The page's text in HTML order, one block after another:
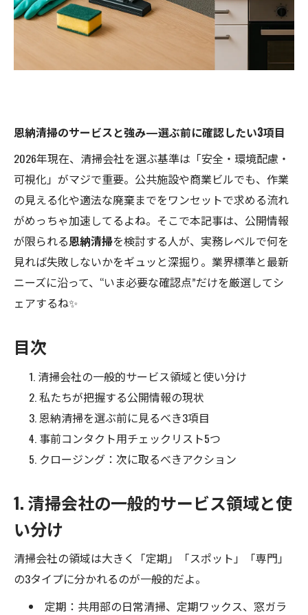
恩納清掃のサービスと強み—選ぶ前に確認したい3項目
2026年現在、清掃会社を選ぶ基準は「安全・環境配慮・
可視化」がマジで重要。公共施設や商業ビルでも、作業
の見える化や適法な廃棄までをワンセットで求める流れ
がめっちゃ加速してるよね。そこで本記事は、公開情報
が限られる恩納清掃を検討する人が、実務レベルで何を
見れば失敗しないかをギュッと深掘り。業界標準と最新
ニーズに沿って、“いま必要な確認点”だけを厳選してシ
ェアするね✨
目次
清掃会社の一般的サービス領域と使い分け
私たちが把握する公開情報の現状
恩納清掃を選ぶ前に見るべき3項目
事前コンタクト用チェックリスト5つ
クロージング：次に取るべきアクション
1. 清掃会社の一般的サービス領域と使
い分け
清掃会社の領域は大きく「定期」「スポット」「専門」
の3タイプに分かれるのが一般的だよ。
定期：共用部の日常清掃、定期ワックス、窓ガラ